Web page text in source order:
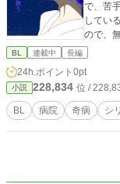
で、苦手な方
してい
ので、
BL 連載中 長編
24h.ポイント 0pt
小説 228,834 位 /
BL 病院 奇病 シ